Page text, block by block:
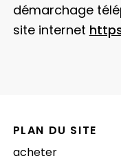
démarchage
site internet
PLAN DU SITE
acheter